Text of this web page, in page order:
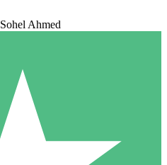
Sohel Ahmed